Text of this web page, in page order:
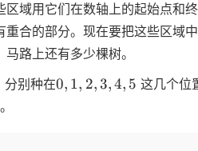
域用它们在数轴上的起始点和
合的部分。现在要把这些区域
路上还有多少棵树。
分别种在0,1,2,3,4,5
0, 1, 2,3,4, 5 这几个位